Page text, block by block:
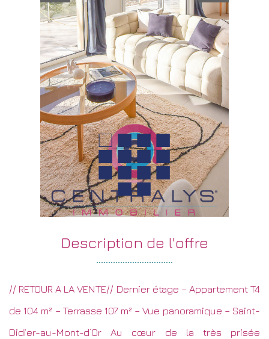
description de l'offre
// RETOUR A LA VENTE// Dernier étage – Appartement T4
de 104 m² – Terrasse 107 m² – Vue panoramique – Saint-
Didier-au-Mont-d’Or Au cœur de la très prisée